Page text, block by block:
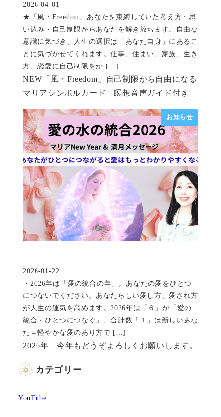
NEW「風・Freedom」自己制限から自由になる
マリアシンボルカード 瞑想音声ガイド付き
★「風・Freedom」あなたを束縛していた考え方・思
い込み・自己制限からあなたを解き放ちます。自由な
意識に気づき、人生の選択は「あなた自身」にあるこ
とに気づかせてくれます。仕事、住まい、家族、生き
方、恋愛に自己制限をか […]
2026-04-01
お知らせ
2026年 今年もどうぞよろしくお願いします。
・2026年は「愛の統合の年」。あなたの愛をひとつ
につないでください。あなたらしい愛し方、愛され方
が人生の運気を高めます。2026年は「６」が「愛の
統合・ひとつにつなぐ」、合計数「１」は新しいあな
た＝軽やかな愛のあり方で […]
2026-01-22
カテゴリー
YouTube